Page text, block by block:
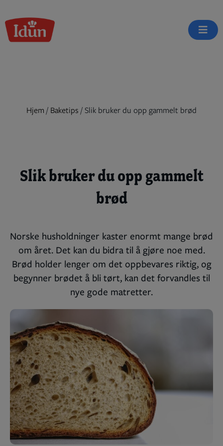
to
content
Hjem / Baketips / Slik bruker du opp gammelt brød
Slik bruker du opp gammelt
brød
Norske husholdninger kaster enormt mange brød
om året. Det kan du bidra til å gjøre noe med.
Brød holder lenger om det oppbevares riktig, og
begynner brødet å bli tørt, kan det forvandles til
nye gode matretter.